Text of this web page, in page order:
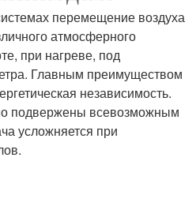
Вентиляции для
квартиры
перемещение воздуха
атмосферного
при нагреве, под
Главным преимуществом
независимость.
подвержены всевозможным
усложняется при